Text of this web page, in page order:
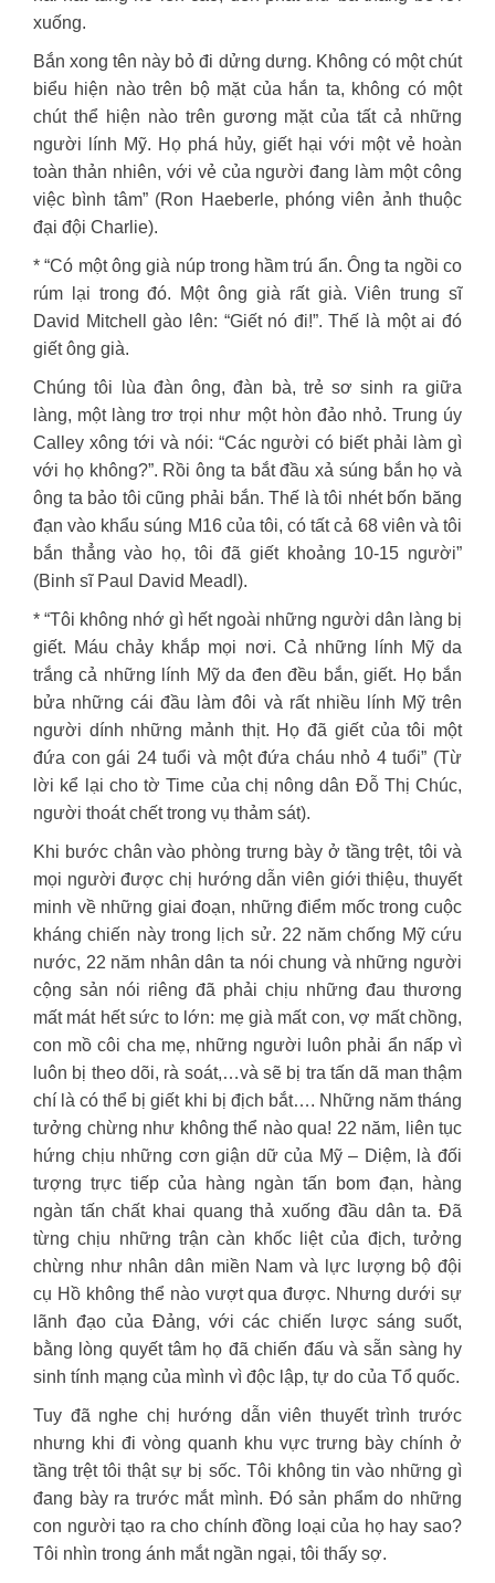
xuống.
Bắn xong tên này bỏ đi dửng dưng. Không có một chút
biểu hiện nào trên bộ mặt của hắn ta, không có một
chút thể hiện nào trên gương mặt của tất cả những
người lính Mỹ. Họ phá hủy, giết hại với một vẻ hoàn
toàn thản nhiên, với vẻ của người đang làm một công
việc bình tâm” (Ron Haeberle, phóng viên ảnh thuộc
đại đội Charlie).
* “Có một ông già núp trong hầm trú ẩn. Ông ta ngồi co
rúm lại trong đó. Một ông già rất già. Viên trung sĩ
David Mitchell gào lên: “Giết nó đi!”. Thế là một ai đó
giết ông già.
Chúng tôi lùa đàn ông, đàn bà, trẻ sơ sinh ra giữa
làng, một làng trơ trọi như một hòn đảo nhỏ. Trung úy
Calley xông tới và nói: “Các người có biết phải làm gì
với họ không?”. Rồi ông ta bắt đầu xả súng bắn họ và
ông ta bảo tôi cũng phải bắn. Thế là tôi nhét bốn băng
đạn vào khẩu súng M16 của tôi, có tất cả 68 viên và tôi
bắn thẳng vào họ, tôi đã giết khoảng 10-15 người”
(Binh sĩ Paul David Meadl).
* “Tôi không nhớ gì hết ngoài những người dân làng bị
giết. Máu chảy khắp mọi nơi. Cả những lính Mỹ da
trắng cả những lính Mỹ da đen đều bắn, giết. Họ bắn
bửa những cái đầu làm đôi và rất nhiều lính Mỹ trên
người dính những mảnh thịt. Họ đã giết của tôi một
đứa con gái 24 tuổi và một đứa cháu nhỏ 4 tuổi” (Từ
lời kể lại cho tờ Time của chị nông dân Đỗ Thị Chúc,
người thoát chết trong vụ thảm sát).
Khi bước chân vào phòng trưng bày ở tầng trệt, tôi và
mọi người được chị hướng dẫn viên giới thiệu, thuyết
minh về những giai đoạn, những điểm mốc trong cuộc
kháng chiến này trong lịch sử. 22 năm chống Mỹ cứu
nước, 22 năm nhân dân ta nói chung và những người
cộng sản nói riêng đã phải chịu những đau thương
mất mát hết sức to lớn: mẹ già mất con, vợ mất chồng,
con mồ côi cha mẹ, những người luôn phải ẩn nấp vì
luôn bị theo dõi, rà soát,…và sẽ bị tra tấn dã man thậm
chí là có thể bị giết khi bị địch bắt…. Những năm tháng
tưởng chừng như không thể nào qua! 22 năm, liên tục
hứng chịu những cơn giận dữ của Mỹ – Diệm, là đối
tượng trực tiếp của hàng ngàn tấn bom đạn, hàng
ngàn tấn chất khai quang thả xuống đầu dân ta. Đã
từng chịu những trận càn khốc liệt của địch, tưởng
chừng như nhân dân miền Nam và lực lượng bộ đội
cụ Hồ không thể nào vượt qua được. Nhưng dưới sự
lãnh đạo của Đảng, với các chiến lược sáng suốt,
bằng lòng quyết tâm họ đã chiến đấu và sẵn sàng hy
sinh tính mạng của mình vì độc lập, tự do của Tổ quốc.
Tuy đã nghe chị hướng dẫn viên thuyết trình trước
nhưng khi đi vòng quanh khu vực trưng bày chính ở
tầng trệt tôi thật sự bị sốc. Tôi không tin vào những gì
đang bày ra trước mắt mình. Đó sản phẩm do những
con người tạo ra cho chính đồng loại của họ hay sao?
Tôi nhìn trong ánh mắt ngần ngại, tôi thấy sợ.